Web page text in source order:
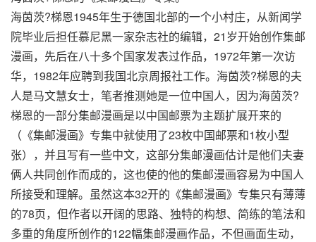
海茵茨?梯恩1945年生于德国北部的一个小村庄，从新闻学
院毕业后担任慕尼黑一家杂志社的编辑，21岁开始创作集邮
漫画，先后在八十多个国家发表过作品，1972年第一次访
华，1982年应聘到我国北京周报社工作。海茵茨?梯恩的夫
人是马文慧女士，笔者推测她是一位中国人，因为海茵茨?
梯恩的一部分集邮漫画是以中国邮票为主题扩展开来的
（《集邮漫画》专集中就使用了23枚中国邮票和1枚小型
张），并且写有一些中文，这部分集邮漫画估计是他们夫妻
俩人共同创作而成的，这也使的他的集邮漫画容易为中国人
所接受和理解。虽然这本32开的《集邮漫画》专集只有薄薄
的78页，但作者以开阔的思路、独特的构想、简练的笔法和
多重的角度所创作的122幅集邮漫画作品，不但画面生动，